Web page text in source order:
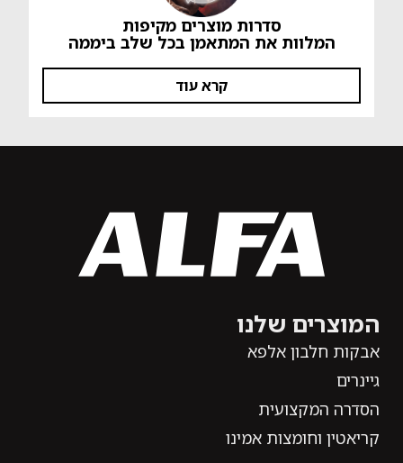
סדרות מוצרים מקיפות
המלוות את המתאמן בכל שלב ביממה
קרא עוד
המוצרים שלנו
אבקות חלבון אלפא
גיינרים
הסדרה המקצועית
קריאטין וחומצות אמינו